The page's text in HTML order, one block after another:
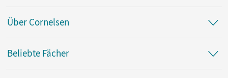
Über Cornelsen
Beliebte Fächer